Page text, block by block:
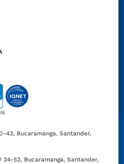
43, Bucaramanga, Santander,
34-52, Bucaramanga, Santander,